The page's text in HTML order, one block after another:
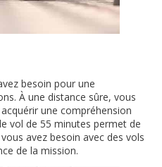
besoin pour une
À une distance sûre, vous
une compréhension
vol de 55 minutes permet de
avez besoin avec des vols
de la mission.